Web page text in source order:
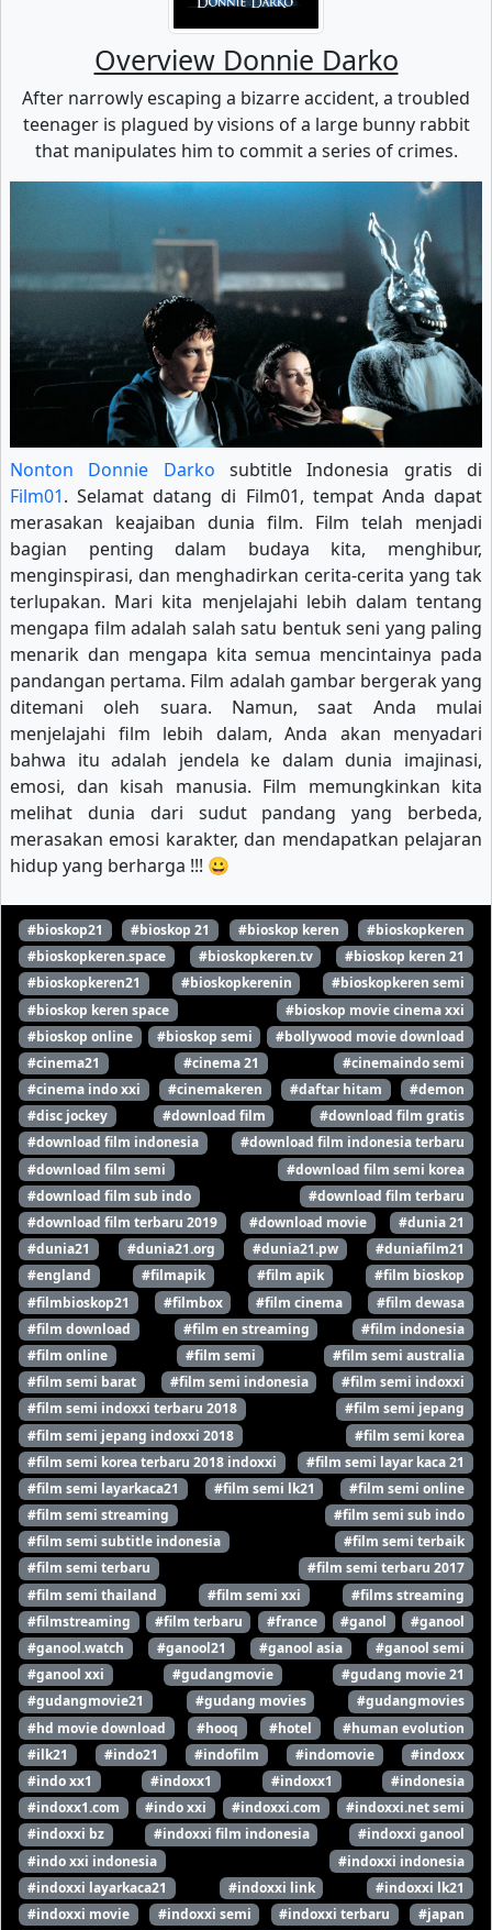
Overview Donnie Darko
After narrowly escaping a bizarre accident, a troubled
teenager is plagued by visions of a large bunny rabbit
that manipulates him to commit a series of crimes.
Nonton Donnie Darko subtitle Indonesia gratis di
Film01. Selamat datang di Film01, tempat Anda dapat
merasakan keajaiban dunia film. Film telah menjadi
bagian penting dalam budaya kita, menghibur,
menginspirasi, dan menghadirkan cerita-cerita yang tak
terlupakan. Mari kita menjelajahi lebih dalam tentang
mengapa film adalah salah satu bentuk seni yang paling
menarik dan mengapa kita semua mencintainya pada
pandangan pertama. Film adalah gambar bergerak yang
ditemani oleh suara. Namun, saat Anda mulai
menjelajahi film lebih dalam, Anda akan menyadari
bahwa itu adalah jendela ke dalam dunia imajinasi,
emosi, dan kisah manusia. Film memungkinkan kita
melihat dunia dari sudut pandang yang berbeda,
merasakan emosi karakter, dan mendapatkan pelajaran
hidup yang berharga !!! 😀
#bioskop21 #bioskop 21 #bioskop keren
#bioskopkeren
#bioskopkeren.space
#bioskopkeren.tv
#bioskop keren 21
#bioskopkeren21
#bioskopkerenin
#bioskopkeren semi
#bioskop keren space
#bioskop movie cinema xxi
#bioskop online
#bioskop semi
#bollywood movie download
#cinema21
#cinema 21
#cinemaindo semi
#cinema indo xxi
#cinemakeren #daftar hitam
#demon
#disc jockey
#download film
#download film gratis
#download film indonesia
#download film indonesia terbaru
#download film semi
#download film semi korea
#download film sub indo
#download film terbaru
#download film terbaru 2019
#download movie
#dunia 21
#dunia21
#dunia21.org #dunia21.pw
#duniafilm21
#england
#filmapik #film apik
#film bioskop
#filmbioskop21
#filmbox #film cinema
#film dewasa
#film download
#film en streaming
#film indonesia
#film online
#film semi
#film semi australia
#film semi barat
#film semi indonesia
#film semi indoxxi
#film semi indoxxi terbaru 2018
#film semi jepang
#film semi jepang indoxxi 2018
#film semi korea
#film semi korea terbaru 2018 indoxxi
#film semi layar kaca 21
#film semi layarkaca21
#film semi lk21
#film semi online
#film semi streaming
#film semi sub indo
#film semi subtitle indonesia
#film semi terbaik
#film semi terbaru
#film semi terbaru 2017
#film semi thailand
#film semi xxi
#films streaming
#filmstreaming
#film terbaru #france #ganol
#ganool
#ganool.watch
#ganool21 #ganool asia
#ganool semi
#ganool xxi
#gudangmovie
#gudang movie 21
#gudangmovie21
#gudang movies
#gudangmovies
#hd movie download
#hooq #hotel
#human evolution
#ilk21
#indo21 #indofilm #indomovie
#indoxx
#indo xx1
#indoxx1 #indoxx1
#indonesia
#indoxx1.com
#indo xxi #indoxxi.com
#indoxxi.net semi
#indoxxi bz
#indoxxi film indonesia
#indoxxi ganool
#indo xxi indonesia
#indoxxi indonesia
#indoxxi layarkaca21
#indoxxi link
#indoxxi lk21
#indoxxi movie
#indoxxi semi #indoxxi terbaru
#japan